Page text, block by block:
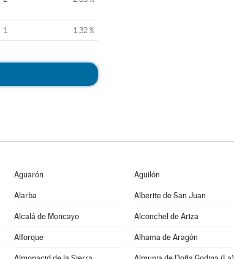
1 1,32 %
Aguarón Aguilón
Alarba Alberite de San Juan
Alcalá de Moncayo Alconchel de Ariza
Alforque Alhama de Aragón